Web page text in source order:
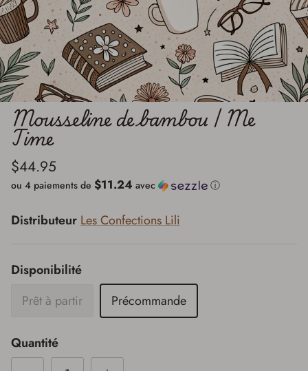
Mousseline de bambou | Me
Time
$44.95
ou 4 paiements de $11.24 avec ⓘ
Distributeur Les Confections Lili
Disponibilité
Prêt à partir
Précommande
Quantité